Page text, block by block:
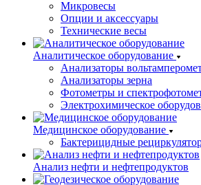
Микровесы
Опции и аксессуары
Технические весы
Аналитическое оборудование
Анализаторы
Анализаторы зерна
Фотометры и
Электрохимическое
Медицинское оборудование
Бактерицидные
Анализ нефти и нефтепродуктов